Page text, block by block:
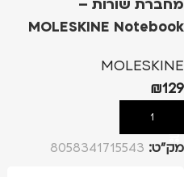
מחברת שורות –
MOLESKINE Notebook
שורות
MOLESKINE
₪129
הוספה לסל
מק”ט: 8058341715543